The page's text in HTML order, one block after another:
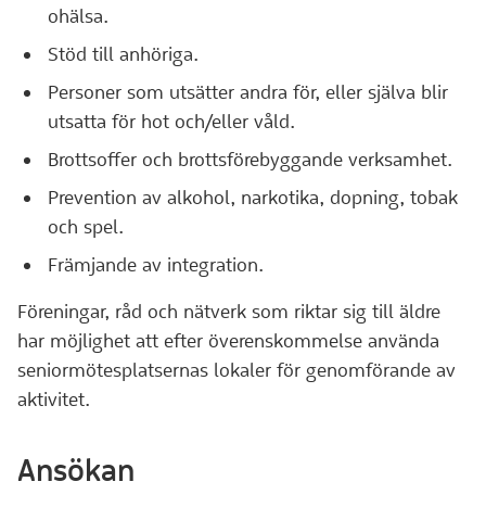
ohälsa.
Stöd till anhöriga.
Personer som utsätter andra för, eller själva blir
utsatta för hot och/eller våld.
Brottsoffer och brottsförebyggande verksamhet.
Prevention av alkohol, narkotika, dopning, tobak
och spel.
Främjande av integration.
Föreningar, råd och nätverk som riktar sig till äldre
har möjlighet att efter överenskommelse använda
seniormötesplatsernas lokaler för genomförande av
aktivitet.
Ansökan